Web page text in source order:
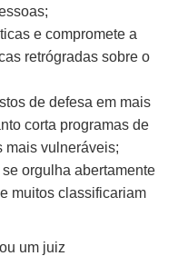
e compromete a
retrógradas sobre o
de defesa em mais
corta programas de
mais vulneráveis;
orgulha abertamente
muitos classificariam
um juiz